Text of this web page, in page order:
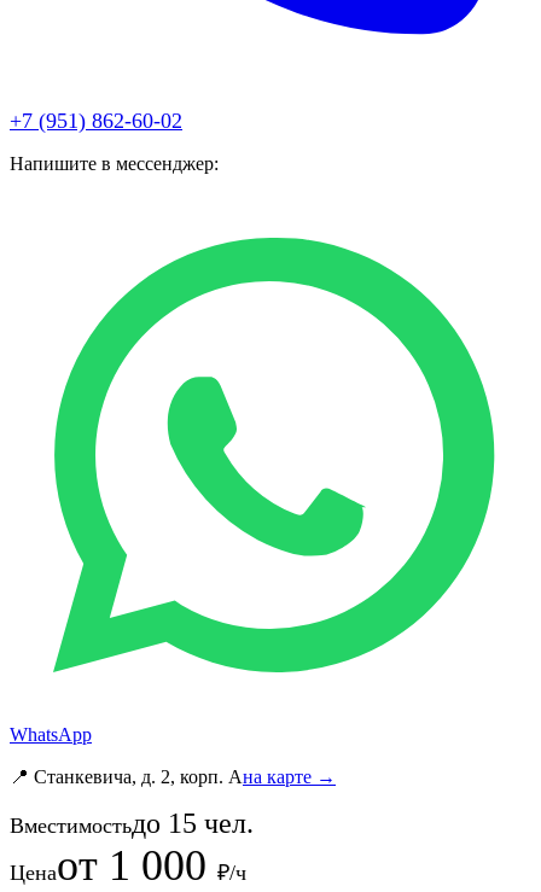
+7 (951) 862-60-02
Напишите в мессенджер:
WhatsApp
📍 Станкевича, д. 2, корп. Aна карте →
Вместимостьдо 15 чел.
Ценаот 1 000 ₽/ч